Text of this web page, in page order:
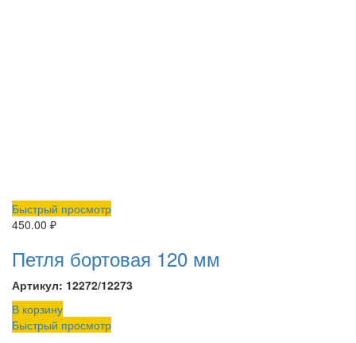
Быстрый просмотр
450.00 ₽
Петля бортовая 120 мм
Артикул: 12272/12273
В корзину
Быстрый просмотр